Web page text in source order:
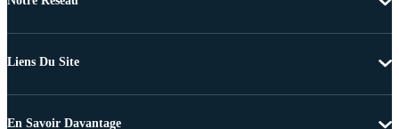
Liens Du Site
En Savoir Davantage